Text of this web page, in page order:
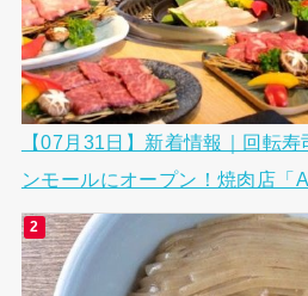
【07月31日】新着情報｜回転
ンモールにオープン！焼肉店「